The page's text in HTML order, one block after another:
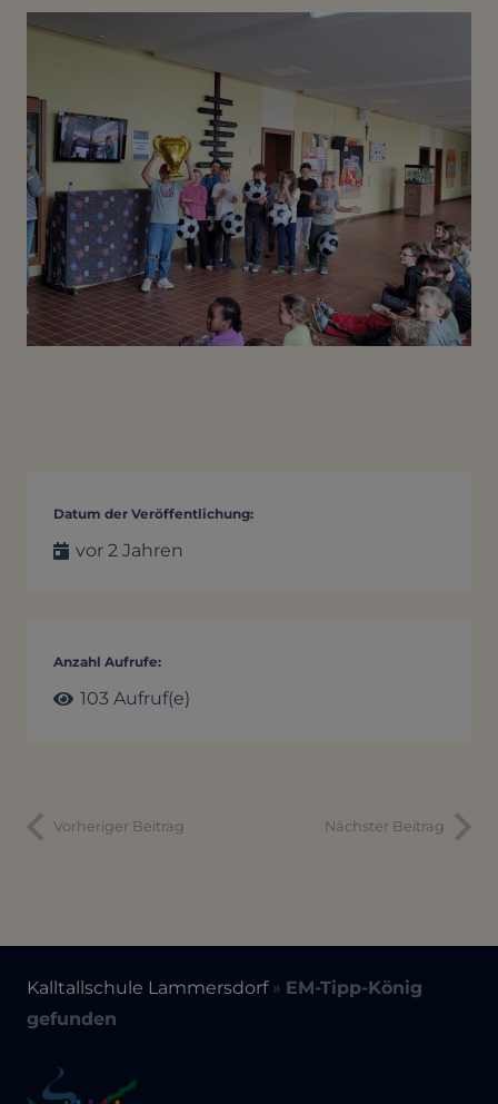
Datum der Veröffentlichung:
vor 2 Jahren
Anzahl Aufrufe:
103 Aufruf(e)
Vorheriger Beitrag Nächster Beitrag
Kalltallschule Lammersdorf» EM-Tipp-König
gefunden